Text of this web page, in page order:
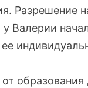
Разрешение
Валерии